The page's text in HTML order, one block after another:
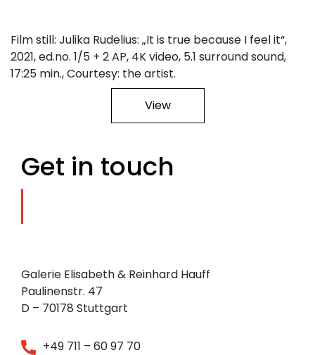
Film still: Julika Rudelius: „It is true because I feel it“,
2021, ed.no. 1/5 + 2 AP, 4K video, 5.1 surround sound,
17:25 min., Courtesy: the artist.
View
Get in touch
Galerie Elisabeth & Reinhard Hauff
Paulinenstr. 47
D – 70178 Stuttgart
+49 711 – 60 97 70